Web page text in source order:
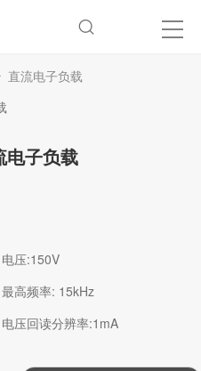
直流电子负载
电子负载
电压:150V
最高频率: 15kHz
电压回读分辨率:1mA